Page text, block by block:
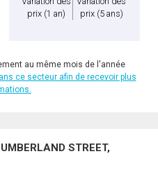
prix (1 an)
prix (5 ans)
au même mois de l'année
ce secteur afin de recevoir plus
STREET,